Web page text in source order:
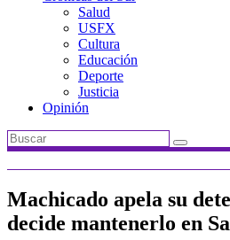
Salud
USFX
Cultura
Educación
Deporte
Justicia
Opinión
Machicado apela su
decide mantenerlo en